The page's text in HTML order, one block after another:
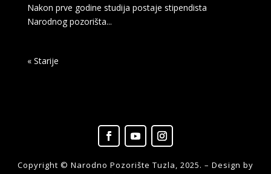
Nakon prve godine studija postaje stipendista
Narodnog pozorišta...
« Older Entries
Copyright © Narodno Pozorište Tuzla, 2025. – Design by